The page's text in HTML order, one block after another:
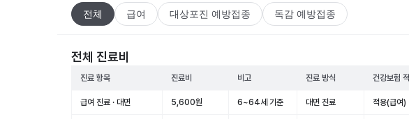
전체 급여 대상포진 예방접종 독감 예방접종
전체 진료비
진료 항목 진료비 비고 진료 방식 건강보험
급여 진료 · 대면 5,600원 6~64세 기준 대면 진료 적용(급여)